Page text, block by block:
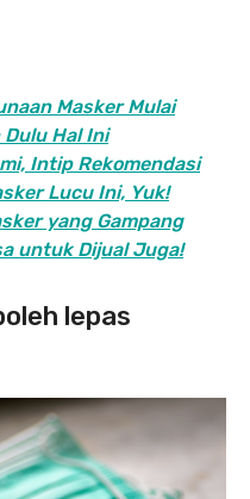
Masker Mulai
Hal Ini
Intip Rekomendasi
Lucu Ini, Yuk!
yang Gampang
untuk Dijual Juga!
lepas